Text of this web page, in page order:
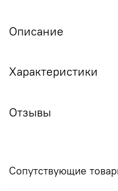
Описание
Характеристики
Отзывы
Сопутствующие